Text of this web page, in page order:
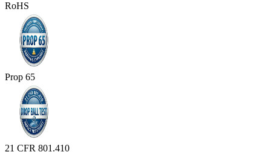
RoHS
Prop 65
21 CFR 801.410